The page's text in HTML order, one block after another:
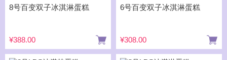
8号百变双子冰淇淋蛋糕
¥388.00
6号百变双子冰淇淋蛋糕
¥308.00